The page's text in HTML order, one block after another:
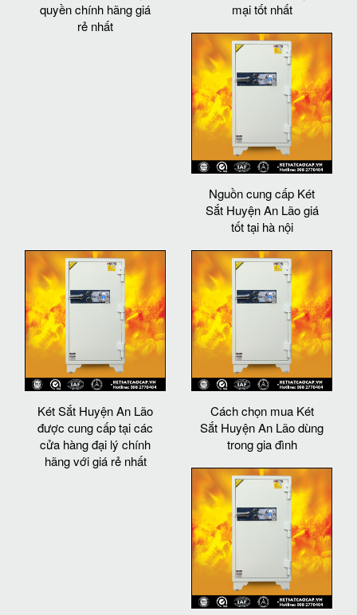
quyền chính hãng giá
rẻ nhất
mại tốt nhất
Nguồn cung cấp Két
Sắt Huyện An Lão giá
tốt tại hà nội
Két Sắt Huyện An Lão
được cung cấp tại các
cửa hàng đại lý chính
hãng với giá rẻ nhất
Cách chọn mua Két
Sắt Huyện An Lão dùng
trong gia đình